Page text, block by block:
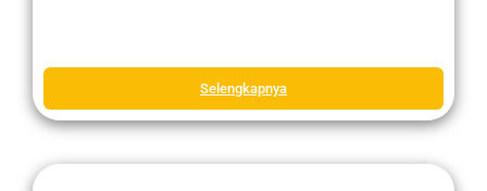
Selengkapnya